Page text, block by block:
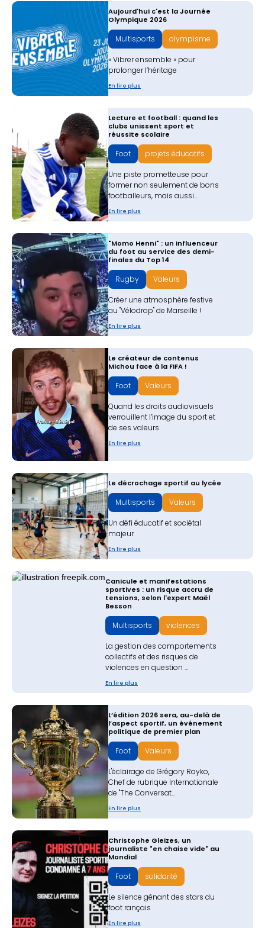
Aujourd'hui c'est la Journée
Olympique 2026
Multisports olympisme
« Vibrer ensemble » pour
prolonger l’héritage
En lire plus
Lecture et football : quand les
clubs unissent sport et
réussite scolaire
Foot projets éducatifs
Une piste prometteuse pour
former non seulement de bons
footballeurs, mais aussi...
En lire plus
"Momo Henni" : un influenceur
du foot au service des demi-
finales du Top 14
Rugby Valeurs
Créer une atmosphère festive
au "Vélodrop" de Marseille !
En lire plus
Le créateur de contenus
Michou face à la FIFA !
Foot Valeurs
Quand les droits audiovisuels
verrouillent l’image du sport et
de ses valeurs
En lire plus
Le décrochage sportif au lycée
Multisports Valeurs
Un défi éducatif et sociétal
majeur
En lire plus
Canicule et manifestations
sportives : un risque accru de
tensions, selon l'expert Maël
Besson
Multisports violences
La gestion des comportements
collectifs et des risques de
violences en question ...
En lire plus
L’édition 2026 sera, au-delà de
l’aspect sportif, un événement
politique de premier plan
Foot Valeurs
L'éclairage de Grégory Rayko,
Chef de rubrique International‍e
de "The Conversat...
En lire plus
Christophe Gleizes, un
journaliste "en chaise vide" au
Mondial
Foot solidarité
Le silence gênant des stars du
foot rançais
En lire plus